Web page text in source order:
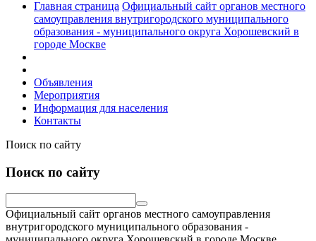
Главная страница Официальный сайт органов местного
самоуправления внутригородского муниципального
образования - муниципального округа Хорошевский в
городе Москве
Объявления
Мероприятия
Информация для населения
Контакты
Поиск по сайту
Поиск по сайту
Официальный сайт органов местного самоуправления
внутригородского муниципального образования -